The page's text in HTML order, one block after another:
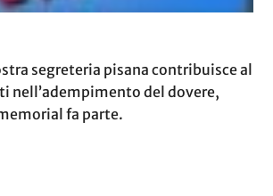
segreteria pisana contribuisce al
nell’adempimento del dovere,
fa parte.